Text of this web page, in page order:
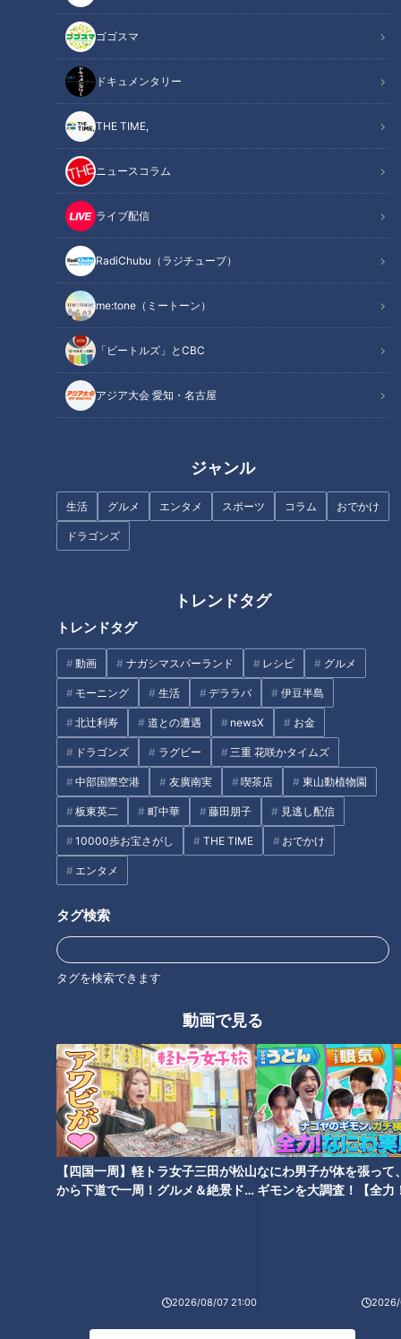
ゴゴスマ
ドキュメンタリー
THE TIME,
ニュースコラム
ライブ配信
RadiChubu（ラジチューブ）
me:tone（ミートーン）
「ビートルズ」とCBC
アジア大会 愛知・名古屋
ジャンル
生活 グルメ エンタメ スポーツ コラム おでかけ
ドラゴンズ
トレンドタグ
トレンドタグ
動画 ナガシマスパーランド レシピ グルメ
モーニング 生活 デララバ 伊豆半島
北辻利寿 道との遭遇 newsX お金
ドラゴンズ ラグビー 三重 花咲かタイムズ
中部国際空港 友廣南実 喫茶店 東山動植物園
板東英二 町中華 藤田朋子 見逃し配信
10000歩お宝さがし THE TIME おでかけ
エンタメ
タグ検索
タグを検索できます
動画で見る
【四国一周】軽トラ女子三田が松山
から下道で一周！グルメ＆絶景ドラ
2026/08/07 21:00
なにわ男子が体を張って
ギモンを大調査！【全力
2026/
火曜23:56～
この記事を見たあなたへのおすすめ
サプライズゲストに大興奮！グ
ラドル・三田悠貴が軽トラで三
重縦断を目指す旅
【岐阜】軽トラ女子が「初体験
グルメ」を巡る旅⑧【道との遭
岐阜1周の旅
グルメ」を巡る旅②【道との遭
遇】
【軽トラ女子】日本縦断・軽ト
ラ女子が本州を縦断して絶景・
絶品を巡る旅①【道との遭遇】
堪能 グラビアアイドル・三田
悠貴の軽トラ本州縦断の旅
エンタメ 三田悠貴 道との遭遇
番組紹介
道との遭遇
「道との遭遇」動画
目線で深掘り、とことん楽しむ！CBCテレビにて毎週火曜日よる
11:56から放送。見逃し配信あり。
番組サイト
オススメ関連コンテンツ
大食いグラドル 道の駅㊙︎グルメ
大食いグラドル 道の駅㊙︎グルメ